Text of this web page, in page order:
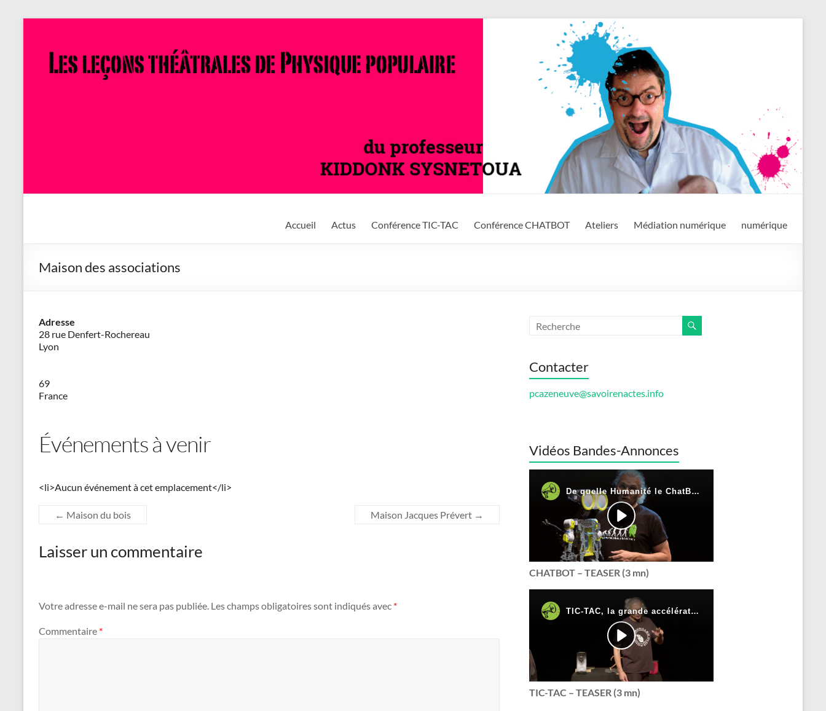
actes
Philippe
Cazeneuve
Accueil Actus Conférence TIC-TAC Conférence CHATBOT Ateliers Médiation numérique numérique
Maison des associations
Adresse
28 rue Denfert-Rochereau
Lyon
69
France
Événements à venir
<li>Aucun événement à cet emplacement</li>
← Maison du bois Maison Jacques Prévert →
Laisser un commentaire
Votre adresse e-mail ne sera pas publiée. Les champs obligatoires sont indiqués avec *
Commentaire *
Contacter
pcazeneuve@savoirenactes.info
Vidéos Bandes-Annonces
CHATBOT – TEASER (3 mn)
TIC-TAC – TEASER (3 mn)